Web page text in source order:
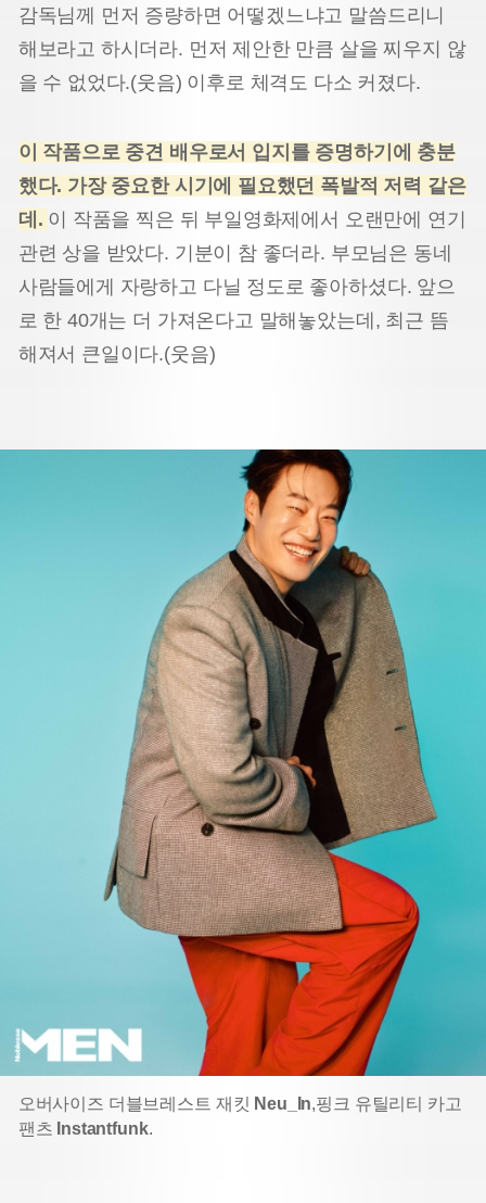
감독님께 먼저 증량하면 어떻겠느냐고 말씀드리니
해보라고 하시더라. 먼저 제안한 만큼 살을 찌우지 않
을 수 없었다.(웃음) 이후로 체격도 다소 커졌다.
이 작품으로 중견 배우로서 입지를 증명하기에 충분
했다. 가장 중요한 시기에 필요했던 폭발적 저력 같은
데. 이 작품을 찍은 뒤 부일영화제에서 오랜만에 연기
관련 상을 받았다. 기분이 참 좋더라. 부모님은 동네
사람들에게 자랑하고 다닐 정도로 좋아하셨다. 앞으
로 한 40개는 더 가져온다고 말해놓았는데, 최근 뜸
해져서 큰일이다.(웃음)
오버사이즈 더블브레스트 재킷 Neu_In,핑크 유틸리티 카고
팬츠 Instantfunk.